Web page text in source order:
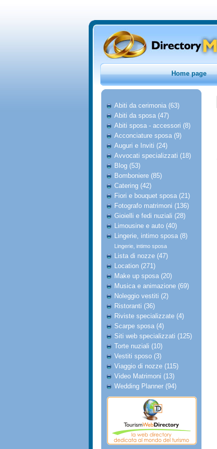
Home page
Abiti da cerimonia (63)
Abiti da sposa (47)
Abiti sposa - accessori (8)
Acconciature sposa (9)
Auguri e Inviti (24)
Avvocati specializzati (18)
Blog (53)
Bomboniere (85)
Catering (42)
Fiori e bouquet sposa (21)
Fotografo matrimoni (136)
Gioielli e fedi nuziali (28)
Limousine e auto (40)
Lingerie, intimo sposa (8)
Lingerie, intimo sposa
Lista di nozze (47)
Location (271)
Make up sposa (20)
Musica e animazione (69)
Noleggio vestiti (2)
Ristoranti (36)
Riviste specializzate (4)
Scarpe sposa (4)
Siti web specializzati (125)
Torte nuziali (10)
Vestiti sposo (3)
Viaggio di nozze (115)
Video Matrimoni (13)
Wedding Planner (94)